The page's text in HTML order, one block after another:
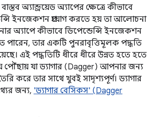
অ্যান্ড্রয়েড অ্যাপের ক্ষেত্রে কীভাবে
ইনজেকশন প্রয়োগ করতে হয় তা আলোচনা
অ্যাপে কীভাবে ডিপেন্ডেন্সি ইনজেকশন
পারেন, তার একটি পুনরাবৃত্তিমূলক পদ্ধতি
এই পদ্ধতিটি ধীরে ধীরে উন্নত হতে হতে
পৌঁছায় যা ড্যাগার (Dagger) আপনার জন্য
করে তার সাথে খুবই সাদৃশ্যপূর্ণ। ড্যাগার
জন্য, 'ড্যাগার বেসিকস' (Dagger